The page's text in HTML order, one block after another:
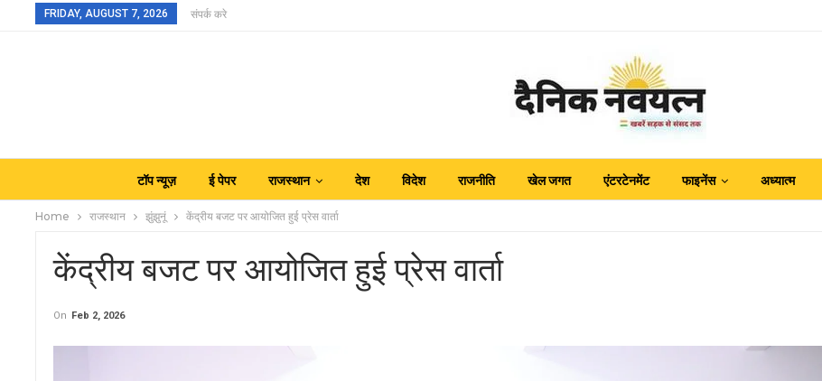
FRIDAY, AUGUST 7, 2026 संपर्क करे
टॉप न्यूज़ ई पेपर राजस्थान देश विदेश राजनीति खेल जगत एंटरटेनमेंट फाइनेंस अध्यात्म
Home राजस्थान झुंझुनूं केंद्रीय बजट पर आयोजित हुई प्रेस वार्ता
केंद्रीय बजट पर आयोजित हुई प्रेस वार्ता
On Feb 2, 2026